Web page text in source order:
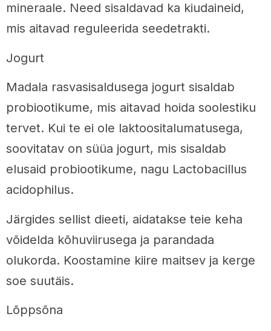
mineraale. Need sisaldavad ka kiudaineid,
mis aitavad reguleerida seedetrakti.
Jogurt
Madala rasvasisaldusega jogurt sisaldab
probiootikume, mis aitavad hoida soolestiku
tervet. Kui te ei ole laktoositalumatusega,
soovitatav on süüa jogurt, mis sisaldab
elusaid probiootikume, nagu Lactobacillus
acidophilus.
Järgides sellist dieeti, aidatakse teie keha
võidelda kõhuviirusega ja parandada
olukorda. Koostamine kiire maitsev ja kerge
soe suutäis.
Lõppsõna